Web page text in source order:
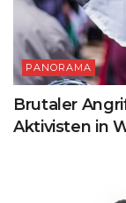
PANORAMA
Brutaler
Aktivisten in